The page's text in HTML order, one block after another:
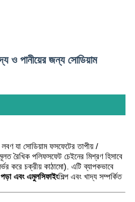
পানীয়ের জন্য সোডিয়াম
যা সোডিয়াম ফসফেটের তাপীয় /
রৈখিক পলিফসফেট চেইনের মিশ্রণ হিসাবে
করে চক্রীয় কাঠামো). এটি ব্যাপকভাবে
পড়া এবং এমুলসিফাইংশিল্প এবং খাদ্য সম্পর্কিত